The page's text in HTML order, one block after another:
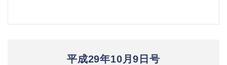
平成29年10月9日号